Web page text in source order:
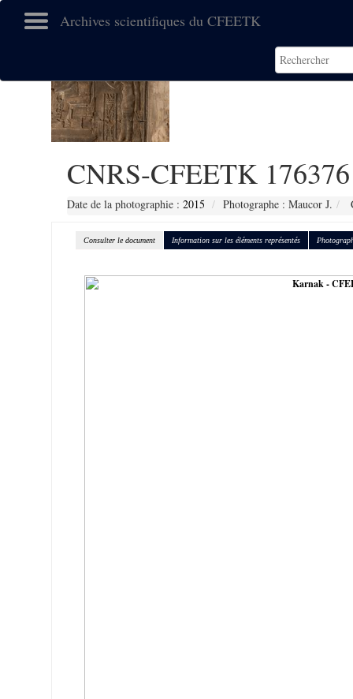
Archives scientifiques du CFEETK
CNRS-CFEETK 176376
Date de la photographie : 2015 Photographe : Maucor J.
Consulter le document Information sur les éléments représentés